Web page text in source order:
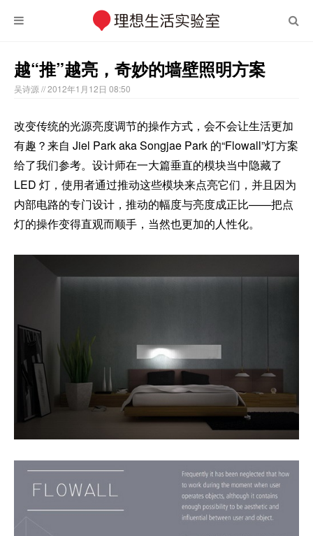
越“推”越亮，奇妙的墙壁照明方案
吴诗源 // 2012年1月12日 08:50
改变传统的光源亮度调节的操作方式，会不会让生活更加
有趣？来自 Jiel Park aka Songjae Park 的“Flowall”灯方案
给了我们参考。设计师在一大篇垂直的模块当中隐藏了
LED 灯，使用者通过推动这些模块来点亮它们，并且因为
内部电路的专门设计，推动的幅度与亮度成正比——把点
灯的操作变得直观而顺手，当然也更加的人性化。